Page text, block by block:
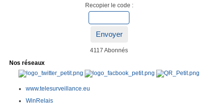
Recopier le code :
Envoyer
4117 Abonnés
Nos réseaux
www.telesurveillance.eu
WinRelais